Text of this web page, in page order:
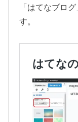
「はてなブロ
す。